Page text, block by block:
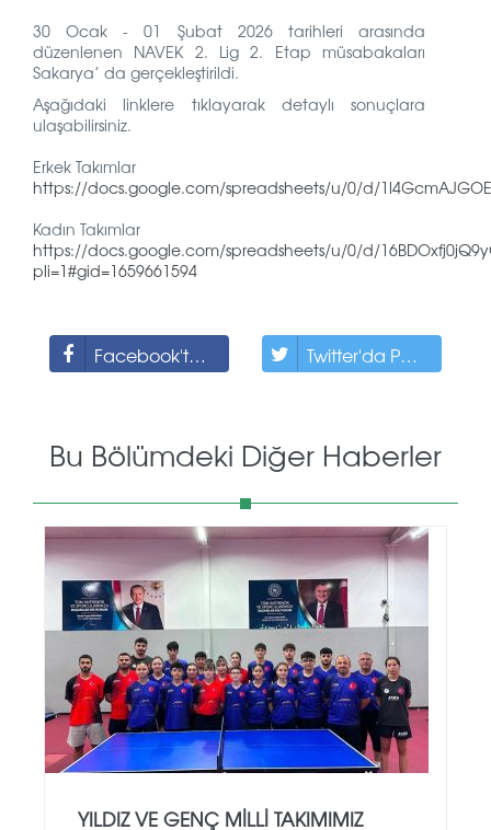
30 Ocak - 01 Şubat 2026 tarihleri arasında
düzenlenen NAVEK 2. Lig 2. Etap müsabakaları
Sakarya’ da gerçekleştirildi.
Aşağıdaki linklere tıklayarak detaylı sonuçlara
ulaşabilirsiniz.
Erkek Takımlar
https://docs.google.com/spreadsheets/u/0/d/
Kadın Takımlar
https://docs.google.com/spreadsheets/u/0/d/
pli=1#gid=1659661594
Facebook'ta Paylaş Twitter'da Paylaş
Bu Bölümdeki Diğer Haberler
YILDIZ VE GENÇ MILLI TAKIMIMIZ